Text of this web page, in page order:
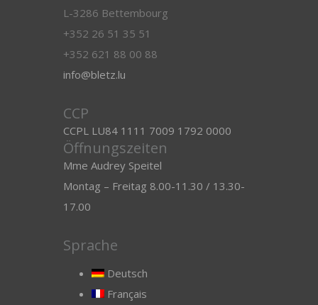
L-3286 Bettembourg
+352 26 51 35 51
+352 621 88 00 88
info@bletz.lu
CCP
CCPL LU84 1111 7009 1792 0000
Öffnungszeiten
Mme Audrey Speitel
Montag – Freitag 8.00-11.30 / 13.30-
17.00
Sprache
Deutsch
Français